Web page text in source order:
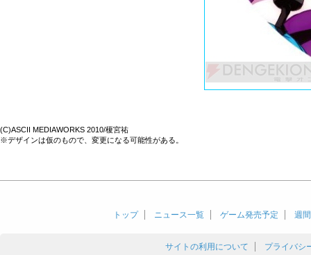
(C)ASCII MEDIAWORKS 2010/榎宮祐
※デザインは仮のもので、変更になる可能性がある。
トップ ニュース一覧 ゲーム発売予定 週
サイトの利用について プライバシ